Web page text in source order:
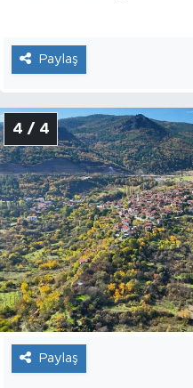
Paylaş
4 / 4
Paylaş